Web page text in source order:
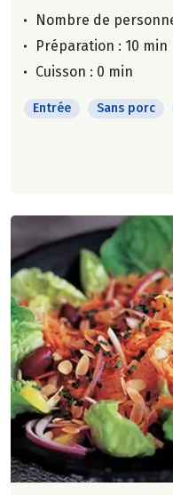
Nombre de
Préparation : 10 min
Cuisson : 0 min
Entrée Sans porc